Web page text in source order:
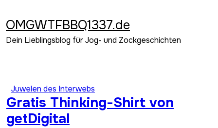
springen
OMGWTFBBQ1337.de
Dein Lieblingsblog für Jog- und Zockgeschichten
Juwelen des Interwebs
Gratis Thinking-Shirt von
getDigital